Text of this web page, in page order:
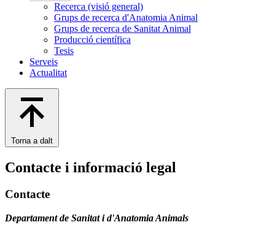
Recerca (visió general)
Grups de recerca d'Anatomia Animal
Grups de recerca de Sanitat Animal
Producció científica
Tesis
Serveis
Actualitat
Torna a dalt
Contacte i informació legal
Contacte
Departament de Sanitat i d'Anatomia Animals